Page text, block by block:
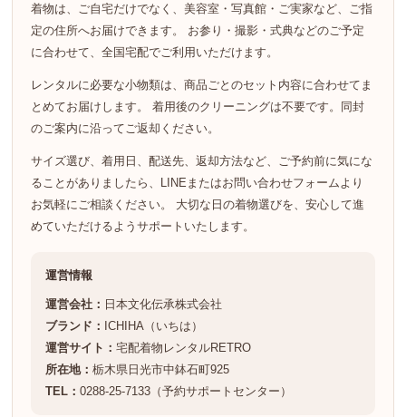
着物は、ご自宅だけでなく、美容室・写真館・ご実家など、ご指
定の住所へお届けできます。 お参り・撮影・式典などのご予定
に合わせて、全国宅配でご利用いただけます。
レンタルに必要な小物類は、商品ごとのセット内容に合わせてま
とめてお届けします。 着用後のクリーニングは不要です。同封
のご案内に沿ってご返却ください。
サイズ選び、着用日、配送先、返却方法など、ご予約前に気にな
ることがありましたら、LINEまたはお問い合わせフォームより
お気軽にご相談ください。 大切な日の着物選びを、安心して進
めていただけるようサポートいたします。
運営情報
運営会社： 日本文化伝承株式会社
ブランド： ICHIHA（いちは）
運営サイト：宅配着物レンタルRETRO
所在地：栃木県日光市中鉢石町925
TEL：0288-25-7133（予約サポートセンター）